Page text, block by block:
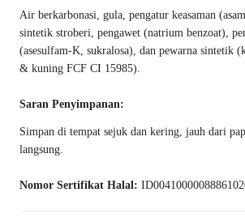
Air berkarbonasi, gula, pengatur keasaman
sintetik stroberi, pengawet (natrium benzoat),
(asesulfam-K, sukralosa), dan pewarna sintetik
& kuning FCF CI 15985).
Saran Penyimpanan:
Simpan di tempat sejuk dan kering, jauh dari
langsung.
Nomor Sertifikat Halal: